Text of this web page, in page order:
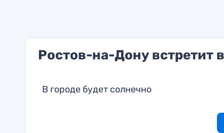
Ростов-на-Дону встретит
В городе будет солнечно